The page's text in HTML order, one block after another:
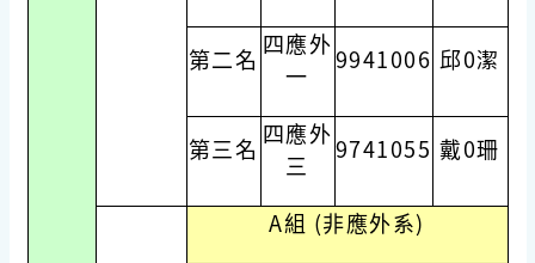
第二名 四應外
一
9941006 邱0潔
第三名 四應外
三
9741055 戴0珊
A組 (非應外系)